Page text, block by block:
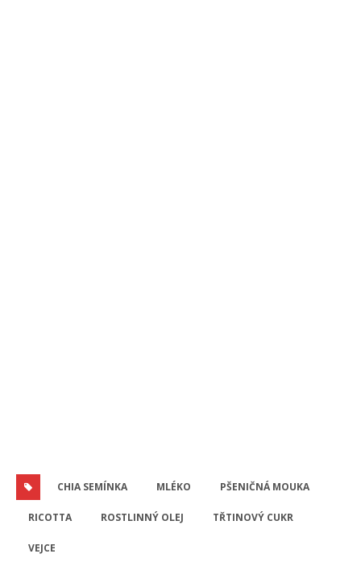
CHIA SEMÍNKA MLÉKO PŠENIČNÁ MOUKA
RICOTTA ROSTLINNÝ OLEJ TŘTINOVÝ CUKR
VEJCE